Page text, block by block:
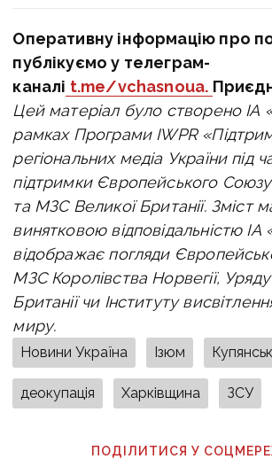
Оперативну інформацію про
публікуємо у телеграм-
каналі t.me/vchasnoua.
Цей матеріал було створено ІА
рамках Програми IWPR
регіональних медіа України під
підтримки Європейського
та МЗС Великої Британії. Зміст
винятковою відповідальністю
відображає погляди
МЗС Королівства Норвегії,
Британії чи Інституту
миру.
Новини Україна Ізюм Купянськ
деокупація Харківщина ЗСУ
ПОДІЛИТИСЯ У